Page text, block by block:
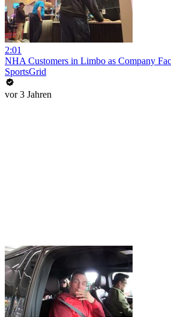
2:01
NHA Customers in Limbo as Company
SportsGrid
vor 3 Jahren